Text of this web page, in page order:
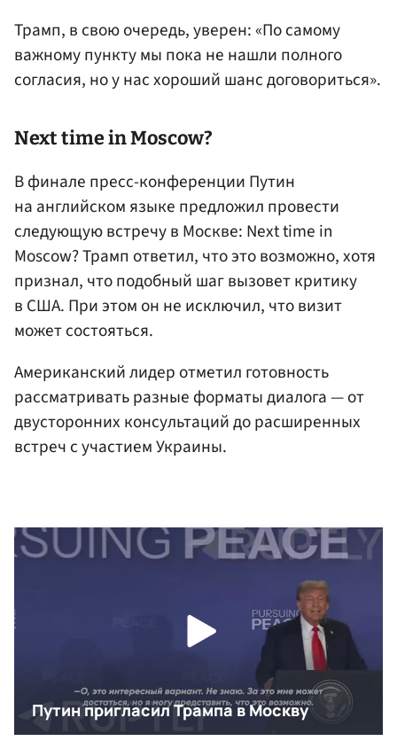
Трамп, в свою очередь, уверен: «По самому
важному пункту мы пока не нашли полного
согласия, но у нас хороший шанс договориться».
Next time in Moscow?
В финале пресс-конференции Путин
на английском языке предложил провести
следующую встречу в Москве: Next time in
Moscow? Трамп ответил, что это возможно, хотя
признал, что подобный шаг вызовет критику
в США. При этом он не исключил, что визит
может состояться.
Американский лидер отметил готовность
рассматривать разные форматы диалога — от
двусторонних консультаций до расширенных
встреч с участием Украины.